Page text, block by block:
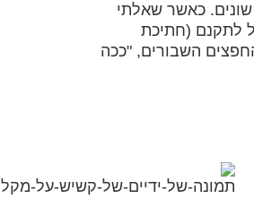
כאשר שאלתי
לתקנם (חתיכת
השבורים, "ככה